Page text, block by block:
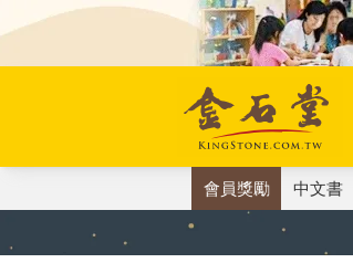
會員獎勵 中文書